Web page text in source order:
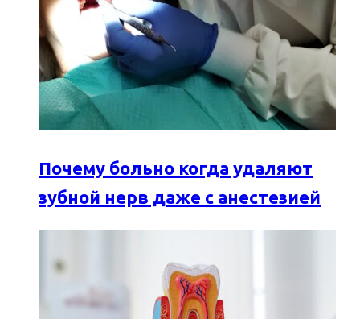
Почему больно когда удаляют
зубной нерв даже с анестезией